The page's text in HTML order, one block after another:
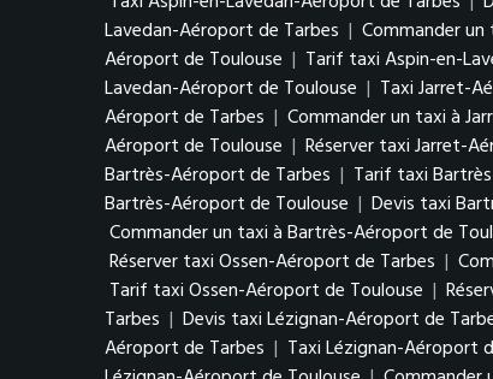
Lavedan-Aéroport de Tarbes | Commander
Aéroport de Toulouse | Tarif taxi Aspin-en-
Lavedan-Aéroport de Toulouse | Taxi Jarret-
Aéroport de Tarbes | Commander un taxi à
Aéroport de Toulouse | Réserver taxi Jarret-
Bartrès-Aéroport de Tarbes | Tarif taxi
Bartrès-Aéroport de Toulouse | Devis taxi
Commander un taxi à Bartrès-Aéroport de
Réserver taxi Ossen-Aéroport de Tarbes |
Tarif taxi Ossen-Aéroport de Toulouse |
Tarbes | Devis taxi Lézignan-Aéroport de
Aéroport de Tarbes | Taxi Lézignan-Aéroport